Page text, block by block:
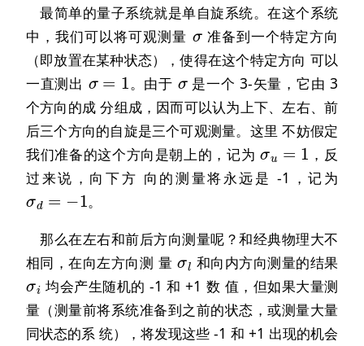
最简单的量子系统就是单自旋系统。在这个系统
中，我们可以将可观测量
σ
准备到一个特定方向
（即放置在某种状态），使得在这个特定方向 可以
一直测出
σ=1。由于 σ
是一个 3-矢量，它由 3
个方向的成 分组成，因而可以认为上下、左右、前
后三个方向的自旋是三个可观测量。这里 不妨假定
我们准备的这个方向是朝上的，记为
σu=1，反
过来说，向下方 向的测量将永远是 -1，记为
σd=−1。
那么在左右和前后方向测量呢？和经典物理大不
相同，在向左方向测 量
σl
和向内方向测量的结果
σi
均会产生随机的 -1 和 +1 数 值，但如果大量测
量（测量前将系统准备到之前的状态，或测量大量
同状态的系 统），将发现这些 -1 和 +1 出现的机会